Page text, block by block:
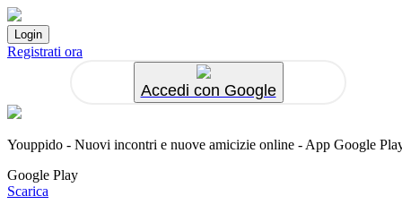
Registrati ora
Accedi con Google
Youppido - Nuovi incontri e nuove amicizie online - App Google
Google Play
Scarica